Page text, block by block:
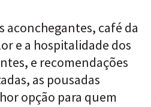
aconchegantes, café da
e a hospitalidade dos
e recomendações
as pousadas
opção para quem